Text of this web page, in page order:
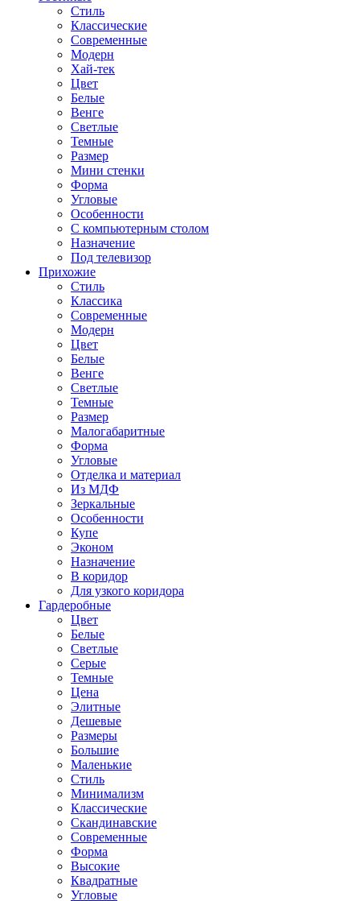
Стиль
Классические
Современные
Модерн
Хай-тек
Цвет
Белые
Венге
Светлые
Темные
Размер
Мини стенки
Форма
Угловые
Особенности
С компьютерным столом
Назначение
Под телевизор
Прихожие
Стиль
Классика
Современные
Модерн
Цвет
Белые
Венге
Светлые
Темные
Размер
Малогабаритные
Форма
Угловые
Отделка и материал
Из МДФ
Зеркальные
Особенности
Купе
Эконом
Назначение
В коридор
Для узкого коридора
Гардеробные
Цвет
Белые
Светлые
Серые
Темные
Цена
Элитные
Дешевые
Размеры
Большие
Маленькие
Стиль
Минимализм
Классические
Скандинавские
Современные
Форма
Высокие
Квадратные
Угловые